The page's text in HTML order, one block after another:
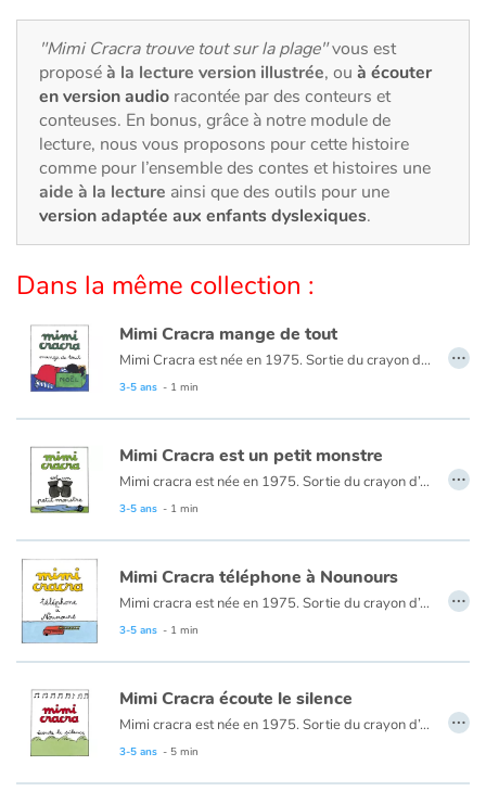
Apprentissage
Art, espace, activité
Documentaires
En famille
Quotidien et loisirs
À l'école
Amour et amitié
Sujets de société
Émotions et sentiments
Formats et illustrations
Catalogue anglais
Contraste +
"Mimi Cracra trouve tout sur la plage"vous est
proposéà la lecture version illustrée, ou à écouter
en version audio racontée par des conteurs et
conteuses. En bonus, grâce à notre module de
lecture, nous vous proposons pour cette histoire
comme pour l’ensemble des contes et histoires une
aide à la lecture ainsi que des outils pour une
version adaptée aux enfants dyslexiques.
Dans la même collection :
Mimi Cracra mange de tout
Mimi Cracra est née en 1975. Sortie du crayon d’Agnès Rosenstiehl pour le magazine “Pomme d’api”, cette petite fille aux joues roses et cheveux bruns à laquelle il est facile de s’identifier nous entraîne avec humour dans ses aventures quotidiennes.
3-5 ans - 1 min
…
Mimi Cracra est un petit monstre
Mimi cracra est née en 1975. Sortie du crayon d’Agnès Rosenstiehl pour le magazine “Pomme d’api”, cette petite fille aux joues roses et cheveux bruns à laquelle il est facile de s’identifier nous entraîne avec humour dans ses aventures quotidiennes.
3-5 ans - 1 min
…
Mimi Cracra téléphone à Nounours
Mimi cracra est née en 1975. Sortie du crayon d’Agnès Rosenstiehl pour le magazine “Pomme d’api”, cette petite fille aux joues roses et cheveux bruns à laquelle il est facile de s’identifier nous entraîne avec humour dans ses aventures quotidiennes.
3-5 ans - 1 min
…
Mimi Cracra écoute le silence
Mimi cracra est née en 1975. Sortie du crayon d’Agnès Rosenstiehl pour le magazine “Pomme d’api”, cette petite fille aux joues roses et cheveux bruns à laquelle il est facile de s’identifier nous entraîne avec humour dans ses aventures quotidiennes.
3-5 ans - 5 min
…